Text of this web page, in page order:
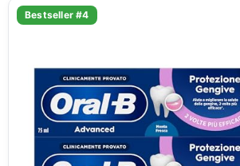
Bestseller #4